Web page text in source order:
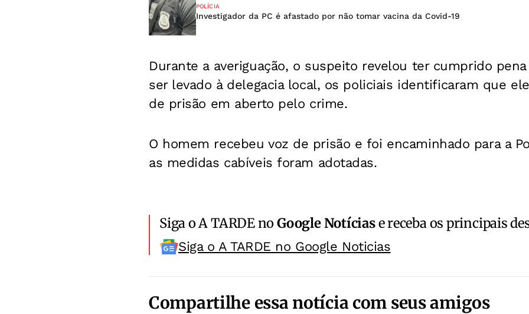
POLÍCIA
Investigador da PC é afastado por não tomar vacina da Covid-19
Durante a averiguação, o suspeito revelou ter cumprido
ser levado à delegacia local, os policiais identificaram que
de prisão em aberto pelo crime.
O homem recebeu voz de prisão e foi encaminhado para a
as medidas cabíveis foram adotadas.
Siga o A TARDE noGoogle Notíciase receba os principais
Siga o A TARDE no Google Noticias
Compartilhe essa notícia com seus amigos